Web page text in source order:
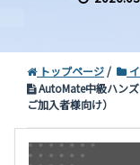
トップページ イ
AutoMate中級ハン
ご加入者様向け）